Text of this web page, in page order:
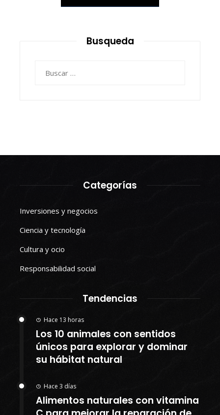
Busqueda
Categorías
Inversiones y negocios
Ciencia y tecnología
Cultura y ocio
Responsabilidad social
Tendencias
Hace 13 horas
Los 10 animales con sentidos
únicos para explorar y dominar
su hábitat natural
Hace 3 días
Alimentos naturales con vitamina